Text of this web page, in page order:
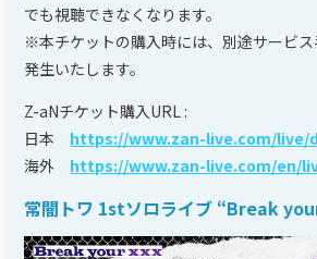
でも視聴できなくなります。
※本チケットの購入時には、別途サービ
発生いたします。
Z-aNチケット購入URL :
日本 https://www.zan-live.com/live/
海外 https://www.zan-live.com/en/
常闇トワ 1stソロライブ “Break